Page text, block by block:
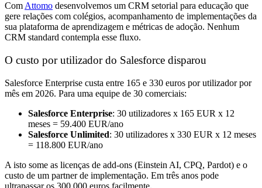
Com Attomo desenvolvemos um CRM setorial para educação que
gere relações com colégios, acompanhamento de implementações da
sua plataforma de aprendizagem e métricas de adoção. Nenhum
CRM standard contempla esse fluxo.
O custo por utilizador do Salesforce disparou
Salesforce Enterprise custa entre 165 e 330 euros por utilizador por
mês em 2026. Para uma equipe de 30 comerciais:
Salesforce Enterprise: 30 utilizadores x 165 EUR x 12
meses = 59.400 EUR/ano
Salesforce Unlimited: 30 utilizadores x 330 EUR x 12 meses
= 118.800 EUR/ano
A isto some as licenças de add-ons (Einstein AI, CPQ, Pardot) e o
custo de um partner de implementação. Em três anos pode
ultrapassar os 300.000 euros facilmente.